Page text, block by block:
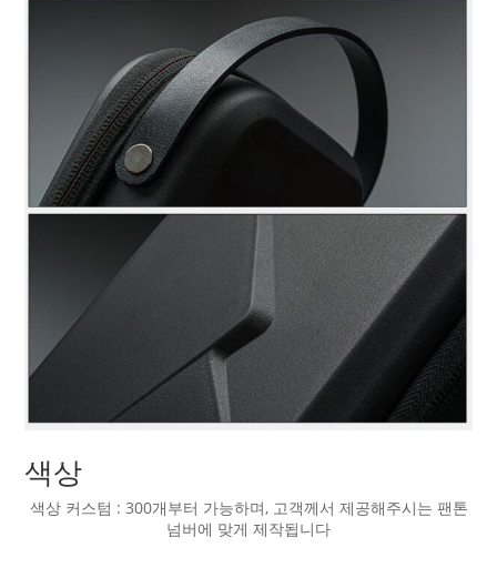
색상
색상 커스텀 : 300개부터 가능하며, 고객께서 제공해주시는 팬톤
넘버에 맞게 제작됩니다